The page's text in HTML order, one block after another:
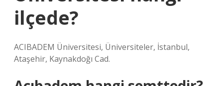
ilçede?
ACIBADEM Üniversitesi, Üniversiteler, İstanbul,
Ataşehir, Kaynakdoğı Cad.